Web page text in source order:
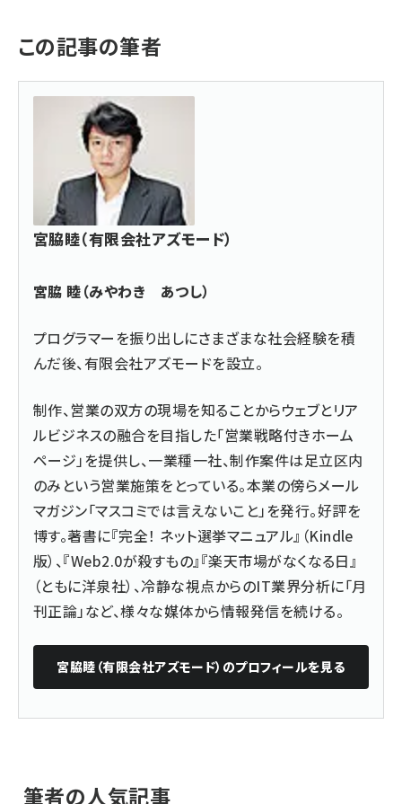
この記事の筆者
宮脇睦（有限会社アズモード）
宮脇 睦（みやわき あつし）
プログラマーを振り出しにさまざまな社会経験を積
んだ後、有限会社アズモードを設立。
制作、営業の双方の現場を知ることからウェブとリア
ルビジネスの融合を目指した「営業戦略付きホーム
ページ」を提供し、一業種一社、制作案件は足立区内
のみという営業施策をとっている。本業の傍らメール
マガジン「マスコミでは言えないこと」を発行。好評を
博す。著書に『完全！ ネット選挙マニュアル』（Kindle
版）、『Web2.0が殺すもの』『楽天市場がなくなる日』
（ともに洋泉社）、冷静な視点からのIT業界分析に「月
刊正論」など、様々な媒体から情報発信を続ける。
宮脇睦（有限会社アズモード） のプロフィールを見る
筆者の人気記事